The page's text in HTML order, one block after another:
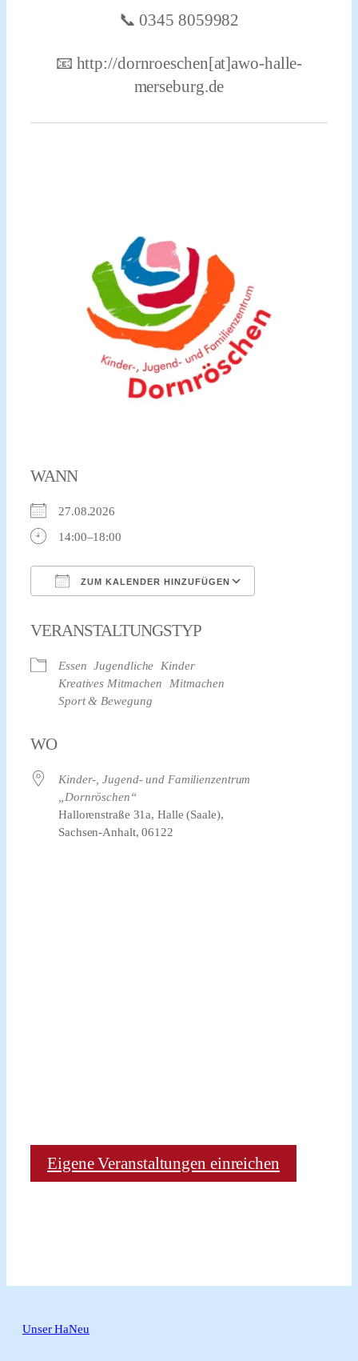
📞 0345 8059982
📧 http://dornroeschen[at]awo-halle-
merseburg.de
WANN
27.08.2026
14:00–18:00
ZUM KALENDER HINZUFÜGEN
VERANSTALTUNGSTYP
Essen Jugendliche Kinder
Kreatives Mitmachen
Mitmachen
Sport & Bewegung
WO
Kinder-, Jugend- und Familienzentrum
„Dornröschen“
Hallorenstraße 31a, Halle (Saale),
Sachsen-Anhalt, 06122
Eigene Veranstaltungen einreichen
Unser HaNeu